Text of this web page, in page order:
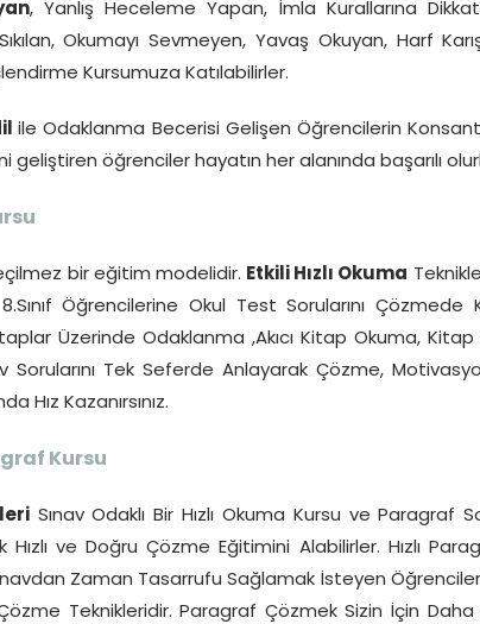
, Yanlış Heceleme Yapan, İmla Kurallarına
Okumayı Sevmeyen, Yavaş Okuyan, Harf
Kursumuza Katılabilirler.
ile Odaklanma Becerisi Gelişen Öğrencilerin
geliştiren öğrenciler hayatın her alanında başarılı
bir eğitim modelidir. Etkili Hızlı Okuma
8.Sınıf Öğrencilerine Okul Test Sorularını
Üzerinde Odaklanma ,Akıcı Kitap Okuma,
Sorularını Tek Seferde Anlayarak Çözme,
Hız Kazanırsınız.
Kursu
Sınav Odaklı Bir Hızlı Okuma Kursu ve Paragraf
Hızlı ve Doğru Çözme Eğitimini Alabilirler. Hızlı
Zaman Tasarrufu Sağlamak İsteyen
Teknikleridir. Paragraf Çözmek Sizin İçin